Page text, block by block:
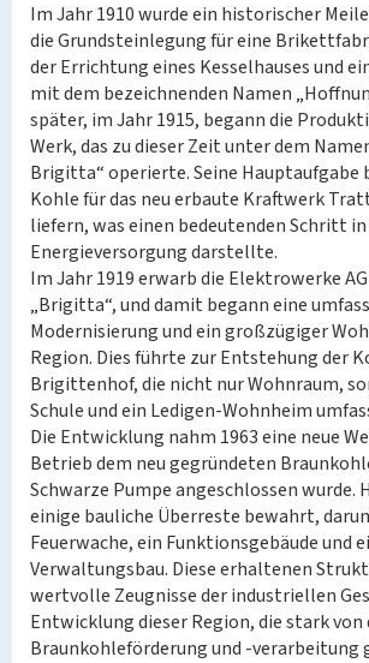
Im Jahr 1910 wurde ein historischer
die Grundsteinlegung für eine
der Errichtung eines Kesselhauses und
mit dem bezeichnenden Namen
später, im Jahr 1915, begann die
Werk, das zu dieser Zeit unter dem
Brigitta“ operierte. Seine Hauptaufgabe
Kohle für das neu erbaute Kraftwerk
liefern, was einen bedeutenden Schritt
Energieversorgung darstellte.
Im Jahr 1919 erwarb die Elektrowerke
„Brigitta“, und damit begann eine
Modernisierung und ein großzügiger
Region. Dies führte zur Entstehung der
Brigittenhof, die nicht nur Wohnraum,
Schule und ein Ledigen-Wohnheim
Die Entwicklung nahm 1963 eine neue
Betrieb dem neu gegründeten
Schwarze Pumpe angeschlossen wurde.
einige bauliche Überreste bewahrt,
Feuerwache, ein Funktionsgebäude und
Verwaltungsbau. Diese erhaltenen
wertvolle Zeugnisse der industriellen
Entwicklung dieser Region, die stark von
Braunkohleförderung und -verarbeitung